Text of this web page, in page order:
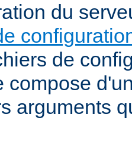
du
de
compose
arguments